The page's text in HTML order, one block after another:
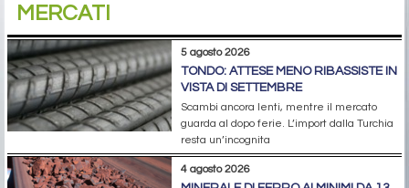
MERCATI
5 agosto 2026
TONDO: ATTESE MENO RIBASSISTE IN
VISTA DI SETTEMBRE
Scambi ancora lenti, mentre il mercato
guarda al dopo ferie. L’import dalla Turchia
resta un’incognita
4 agosto 2026